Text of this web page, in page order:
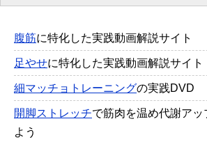
腹筋に特化した実践動画解説サイト
足やせに特化した実践動画解説サイト
細マッチョトレーニングの実践DVD
開脚ストレッチで筋肉を温め代謝アッ
よう